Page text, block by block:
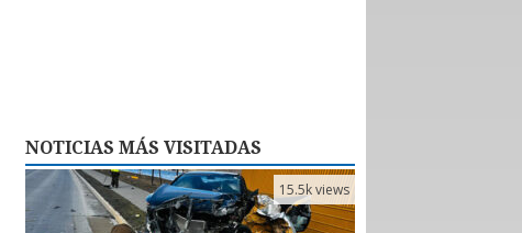
NOTICIAS MÁS VISITADAS
15.5k views